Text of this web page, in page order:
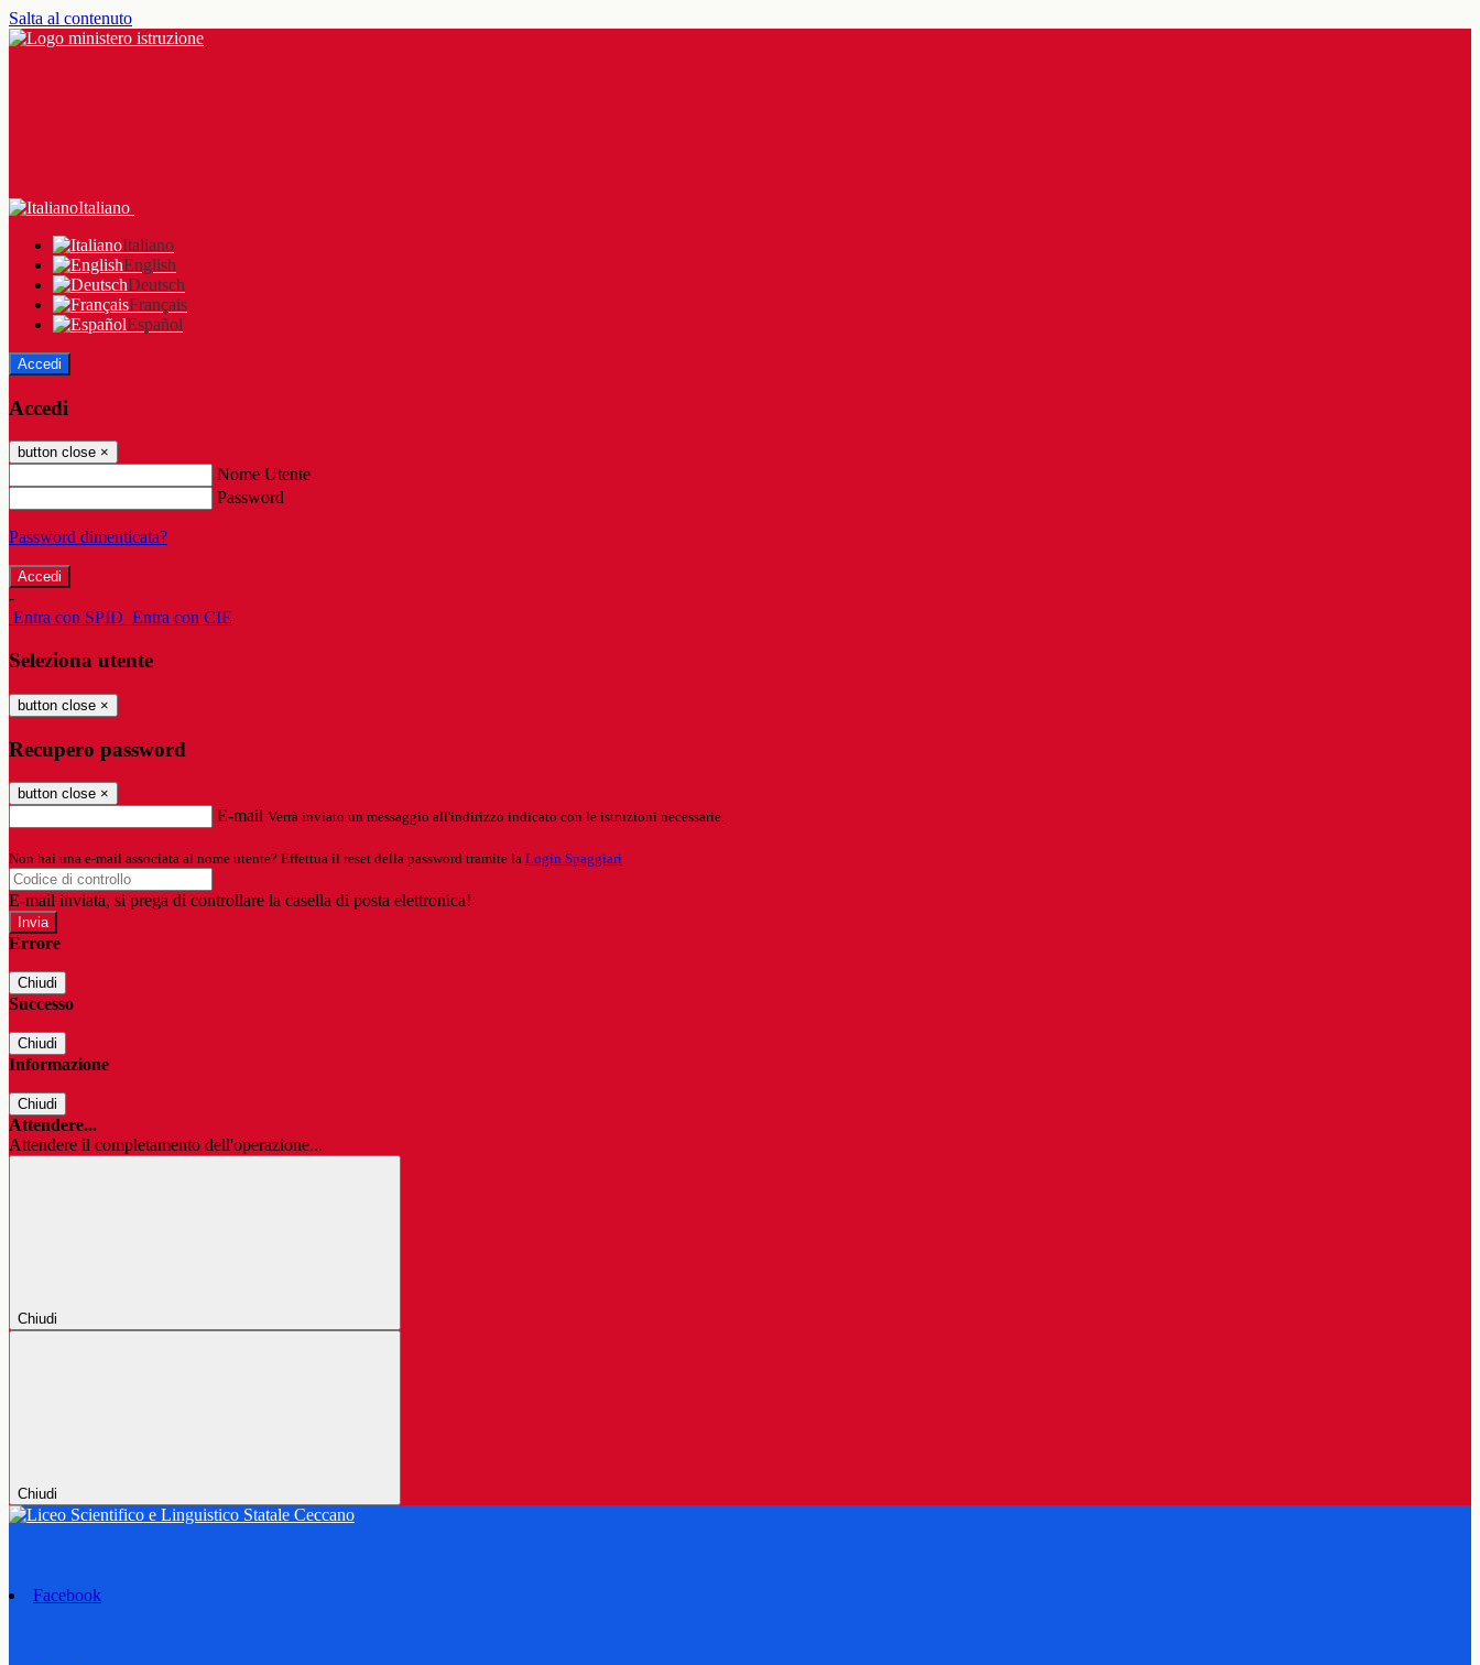
Salta al contenuto
Italiano
Italiano
English
Deutsch
Français
Español
Accedi
Accedi
button close ×
Nome Utente
Password
Password dimenticata?
-
Entra con SPID Entra con CIE
Seleziona utente
button close ×
Recupero password
button close ×
E-mail Verrà inviato un messaggio all'indirizzo indicato con le istruzioni necessarie.
Non hai una e-mail associata al nome utente? Effettua il reset della password tramite la Login Spaggiari
E-mail inviata, si prega di controllare la casella di posta elettronica!
Errore
Chiudi
Successo
Chiudi
Informazione
Chiudi
Attendere...
Attendere il completamento dell'operazione...
Chiudi
Chiudi
Facebook